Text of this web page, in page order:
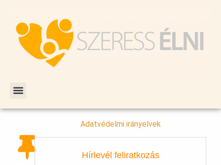
Adatvédelmi irányelvek
Hírlevél feliratkozás